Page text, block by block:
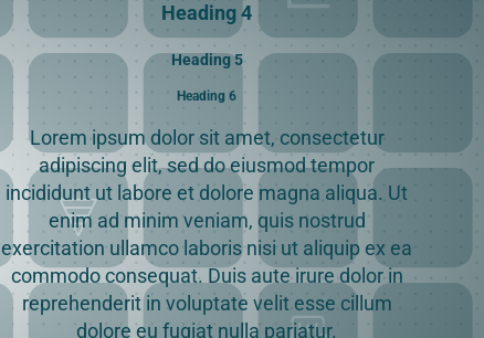
Heading 4
Heading 5
Heading 6
Lorem ipsum dolor sit amet, consectetur
adipiscing elit, sed do eiusmod tempor
incididunt ut labore et dolore magna aliqua. Ut
enim ad minim veniam, quis nostrud
exercitation ullamco laboris nisi ut aliquip ex ea
commodo consequat. Duis aute irure dolor in
reprehenderit in voluptate velit esse cillum
dolore eu fugiat nulla pariatur.